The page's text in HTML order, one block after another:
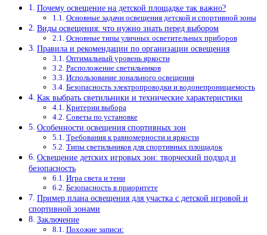
Почему освещение на детской площадке так важно?
Основные задачи освещения детской и спортивной зоны
Виды освещения: что нужно знать перед выбором
Основные типы уличных осветительных приборов
Правила и рекомендации по организации освещения
Оптимальный уровень яркости
Расположение светильников
Использование зонального освещения
Безопасность электропроводки и водонепроницаемость
Как выбрать светильники и технические характеристики
Критерии выбора
Советы по установке
Особенности освещения спортивных зон
Требования к равномерности и яркости
Типы светильников для спортивных площадок
Освещение детских игровых зон: творческий подход и
безопасность
Игра света и тени
Безопасность в приоритете
Пример плана освещения для участка с детской игровой и
спортивной зонами
Заключение
Похожие записи: